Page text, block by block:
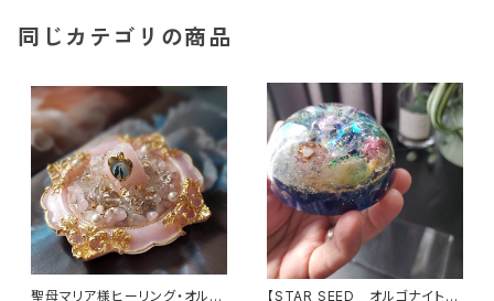
同じカテゴリの商品
聖母マリア様ヒーリング・オルゴ 【STAR SEED オルゴナイト】